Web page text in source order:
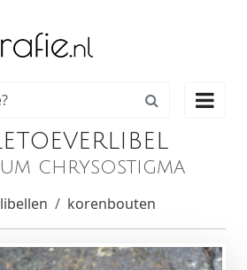

chrysostigma
libellen korenbouten